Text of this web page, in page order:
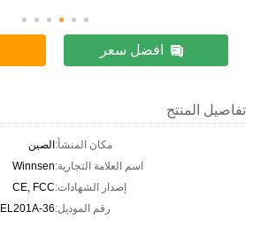
افضل سعر
تفاصيل المنتج
مكان المنشأ:الصين
اسم العلامة التجارية:Winnsen
إصدار الشهادات:CE, FCC
رقم الموديل:EL201A-36